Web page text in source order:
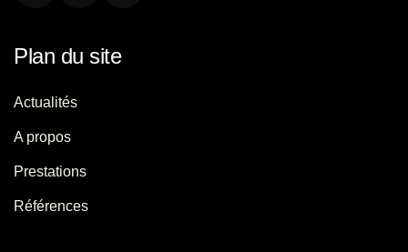
Plan du site
Actualités
A propos
Prestations
Références